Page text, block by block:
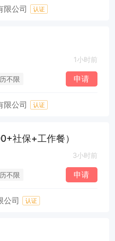
限公司 认证
1小时前
不限 申请
限公司 认证
社保+工作餐）
3小时前
不限 申请
公司 认证